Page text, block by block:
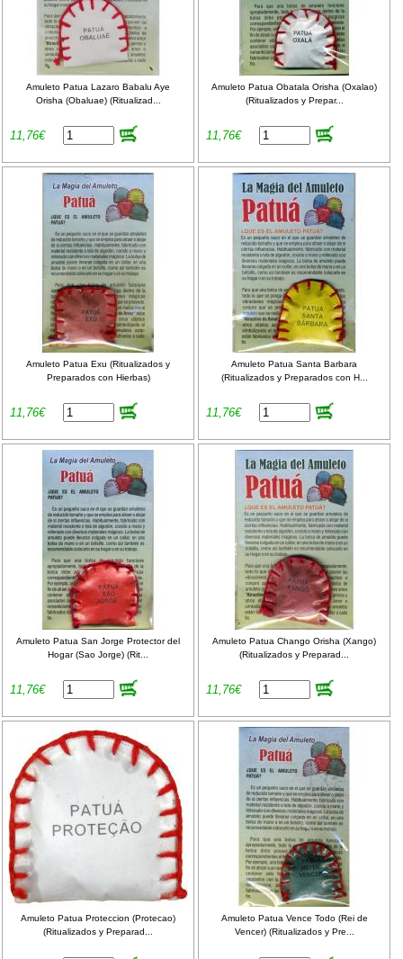
Amuleto Patua Lazaro Babalu Aye
Orisha (Obaluae) (Ritualizad...
11,76€
Amuleto Patua Obatala Orisha (Oxalao)
(Ritualizados y Prepar...
11,76€
Amuleto Patua Exu (Ritualizados y
Preparados con Hierbas)
11,76€
Amuleto Patua Santa Barbara
(Ritualizados y Preparados con H...
11,76€
Amuleto Patua San Jorge Protector del
Hogar (Sao Jorge) (Rit...
11,76€
Amuleto Patua Chango Orisha (Xango)
(Ritualizados y Preparad...
11,76€
Amuleto Patua Proteccion (Protecao)
(Ritualizados y Preparad...
Amuleto Patua Vence Todo (Rei de
Vencer) (Ritualizados y Pre...